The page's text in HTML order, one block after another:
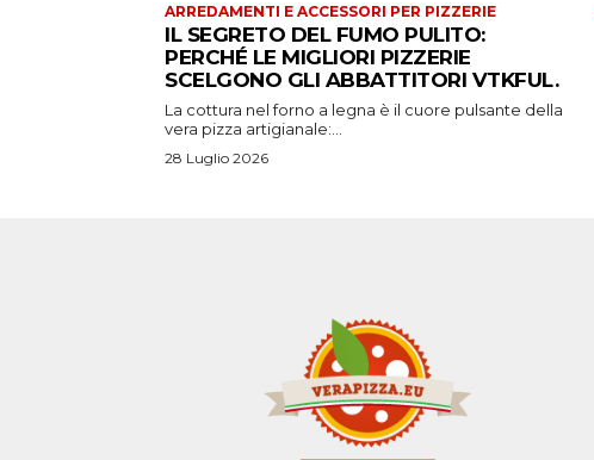
ARREDAMENTI E ACCESSORI PER PIZZERIE
IL SEGRETO DEL FUMO PULITO:
PERCHÉ LE MIGLIORI PIZZERIE
SCELGONO GLI ABBATTITORI VTKFUL.
La cottura nel forno a legna è il cuore pulsante della
vera pizza artigianale:...
28 Luglio 2026